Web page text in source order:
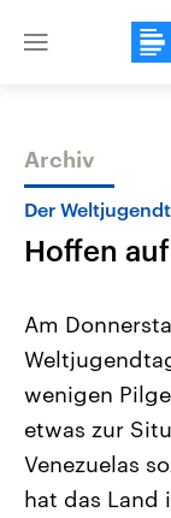
Close
Themen
Landtagswahl
2026
Alle
Sachsen-Anhalt
September 2026
Archiv
Der
Hoffen
Am
wenigen
etwas zur
Venezuelas
hat das Land